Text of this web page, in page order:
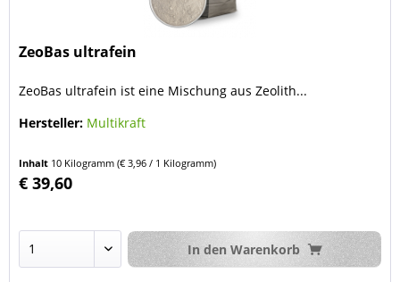
ZeoBas ultrafein
ZeoBas ultrafein ist eine Mischung aus Zeolith...
Hersteller: Multikraft
Inhalt 10 Kilogramm(€ 3,96 / 1 Kilogramm)
€ 39,60
In den Warenkorb